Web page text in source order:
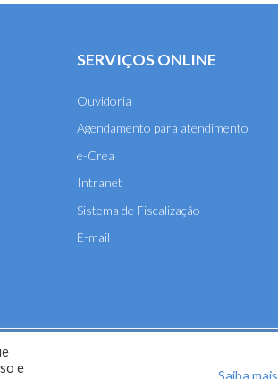
SERVIÇOS ONLINE
Ouvidoria
Agendamento para atendimento
e-Crea
Intranet
Sistema de Fiscalização
E-mail
- 2026
e
Saiba mais